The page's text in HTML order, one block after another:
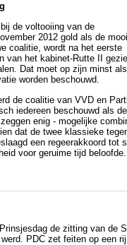
de voltooiing van de
2012 gold als de
coalitie, wordt na het eerste
van het kabinet-Rutte II
Dat moet op zijn minst
worden beschouwd.
de coalitie van VVD en
iedereen beschouwd als
enig - mogelijke
dat de twee klassieke
een regeerakkoord tot
voor geruime tijd beloofde.
de zitting van de
PDC zet feiten op een